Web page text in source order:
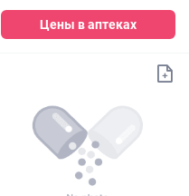
Цены в аптеках